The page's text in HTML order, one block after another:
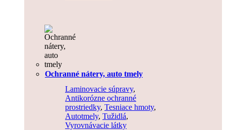
Ochranné nátery, auto tmely
Laminovacie súpravy,
Antikorózne ochranné
prostriedky, Tesniace hmoty,
Autotmely, Tužidlá,
Vyrovnávacie látky